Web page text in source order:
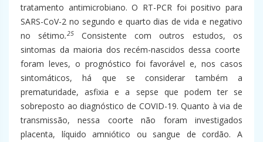
tratamento antimicrobiano. O RT-PCR foi positivo para
SARS-CoV-2 no segundo e quarto dias de vida e negativo
no sétimo.25 Consistente com outros estudos, os
sintomas da maioria dos recém-nascidos dessa coorte
foram leves, o prognóstico foi favorável e, nos casos
sintomáticos, há que se considerar também a
prematuridade, asfixia e a sepse que podem ter se
sobreposto ao diagnóstico de COVID-19. Quanto à via de
transmissão, nessa coorte não foram investigados
placenta, líquido amniótico ou sangue de cordão. A